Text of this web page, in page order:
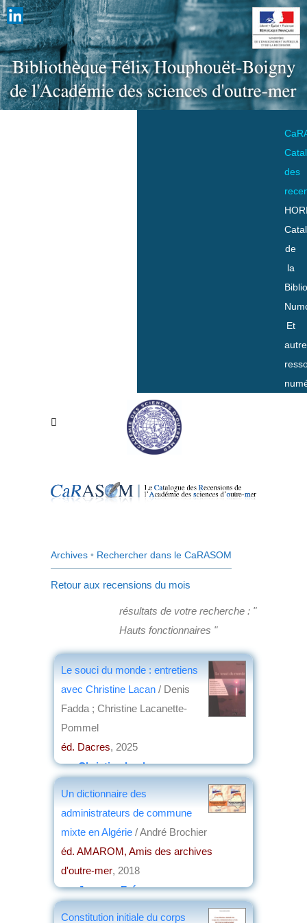
des
de
la
Et
Archives • Rechercher dans le CaRASOM
Retour aux recensions du mois
résultats de votre recherche : "
Hauts fonctionnaires "
Le souci du monde : entretiens
avec Christine Lacan / Denis
Fadda ; Christine Lacanette-
Pommel
éd. Dacres, 2025
parChristian Lochon
Un dictionnaire des
administrateurs de commune
mixte en Algérie / André Brochier
éd. AMAROM, Amis des archives
d'outre-mer, 2018
parJacques Frémeaux
Constitution initiale du corps